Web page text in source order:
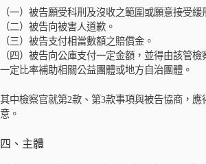
（一）被告願受科刑及沒收之範圍或願意接受緩
（二）被告向被害人道歉。
（三）被告支付相當數額之賠償金。
（四）被告向公庫支付一定金額，並得由該管
一定比率補助相關公益團體或地方自治團體。
其中檢察官就第2款、第3款事項與被告協商，應
意。
四、主體